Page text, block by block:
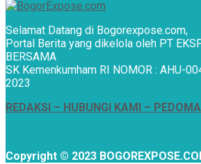
Selamat Datang di Bogorexpose.com,
Portal Berita yang dikelola oleh PT
BERSAMA
SK Kemenkumham RI NOMOR : AHU-
2023
REDAKSI – HUBUNGI KAMI –
Copyright © 2023